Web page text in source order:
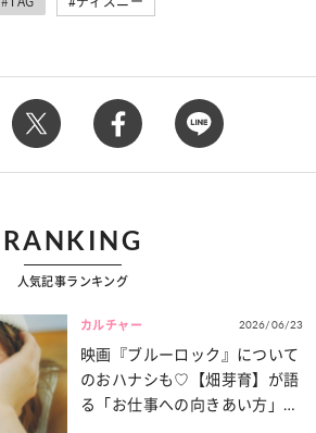
RANKING
人気記事ランキング
カルチャー 2026/06/23
映画『ブルーロック』について
のおハナシも♡【畑芽育】が語
る「お仕事への向きあい方」と